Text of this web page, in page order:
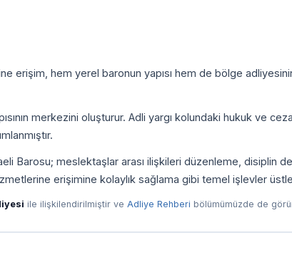
erişim, hem yerel baronun yapısı hem de bölge
merkezini oluşturur. Adli yargı kolundaki hukuk ve
Barosu; meslektaşlar arası ilişkileri düzenleme, disiplin
erişimine kolaylık sağlama gibi temel işlevler
ile ilişkilendirilmiştir ve Adliye Rehberi bölümümüzde de